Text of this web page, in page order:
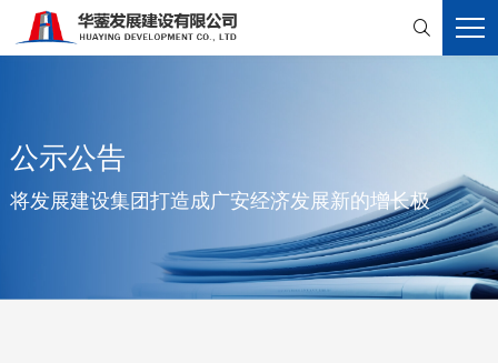

公示公告
将发展建设集团打造成广安经济发展新的增长极